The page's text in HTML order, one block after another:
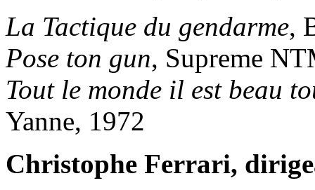
La Tactique du gendarme,
Pose ton gun, Supreme
Tout le monde il est beau
Yanne, 1972
Christophe Ferrari,